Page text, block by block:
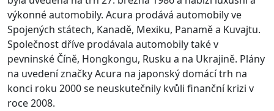
výkonné automobily. Acura prodává automobily ve
Spojených státech, Kanadě, Mexiku, Panamě a Kuvajtu.
Společnost dříve prodávala automobily také v
pevninské Číně, Hongkongu, Rusku a na Ukrajině. Plány
na uvedení značky Acura na japonský domácí trh na
konci roku 2000 se neuskutečnily kvůli finanční krizi v
roce 2008.